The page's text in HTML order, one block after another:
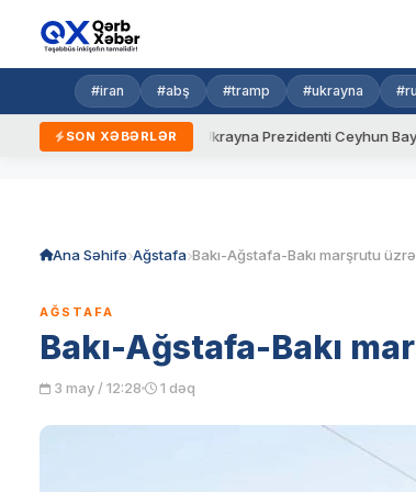
#iran #abş #tramp #ukrayna
SON XƏBƏRLƏR
qaydalar Ukrayna Prezidenti Ceyhun
Ana Səhifə Ağstafa
AĞSTAFA
Bakı-Ağstafa-Bakı
3 may / 12:28 1 dəq